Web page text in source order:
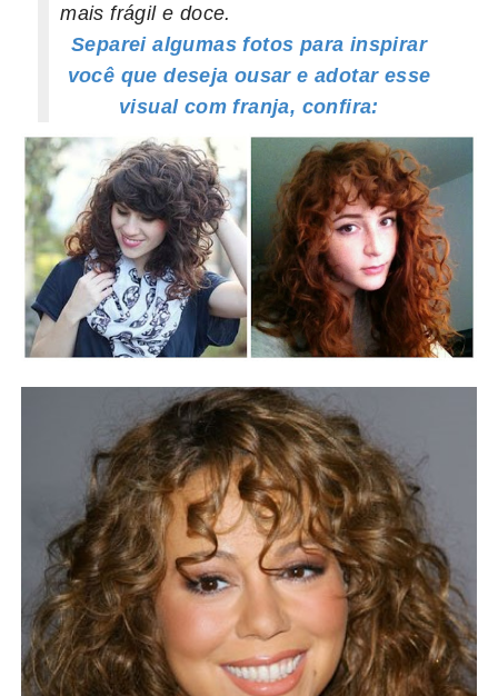
mais frágil e doce.
Separei algumas fotos para inspirar
você que deseja ousar e adotar esse
visual com franja, confira: